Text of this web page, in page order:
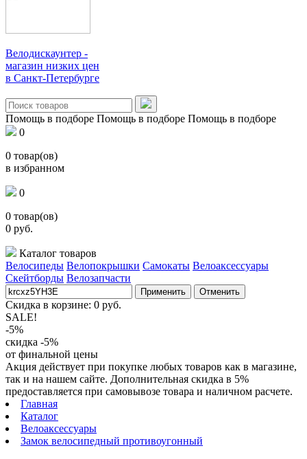
Велодискаунтер -
магазин низких цен
в Санкт-Петербурге
Помощь в подборе Помощь в подборе Помощь в подборе
0
0 товар(ов)
в избранном
0
0 товар(ов)
0 руб.
Каталог товаров
Велосипеды Велопокрышки Самокаты Велоаксессуары
Скейтборды Велозапчасти
Применить Отменить
Скидка в корзине: 0 руб.
SALE!
-5%
скидка -5%
от финальной цены
Акция действует при покупке любых товаров как в магазине,
так и на нашем сайте. Дополнительная скидка в 5%
предоставляется при самовывозе товара и наличном расчете.
Главная
Каталог
Велоаксессуары
Замок велосипедный противоугонный